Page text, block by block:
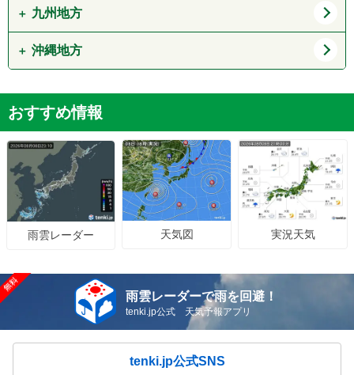
奈良県
岡山県
山口県
徳島県
愛媛県
九州地方
福岡県
大分県
鹿児島県
沖縄地方
おすすめ情報
雨雲レーダー 天気図 実況天気
雨雲レーダーで雨を回避！
tenki.jp公式 天気予報アプリ
tenki.jp公式SNS